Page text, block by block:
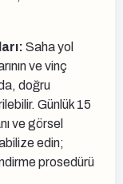
Saha yol
ve vinç
doğru
Günlük 15
ve görsel
edin;
prosedürü